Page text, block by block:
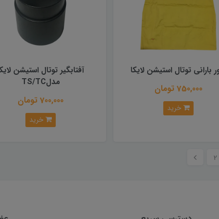
بارانی توتال استیشن لایکا
750,000 تومان
خرید
آفتابگیر توتال استیشن
مدلTS/TC
700,000 تومان
خرید
2